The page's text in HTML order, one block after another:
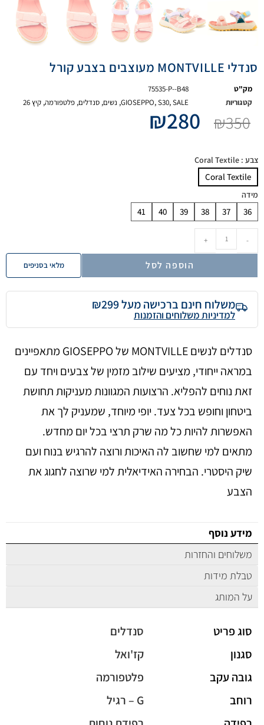
סנדלי MONTVILLE מעוצבים בצבע קורל
מק"ט
75535-P--B48
קטגוריות
GIOSEPPO,S30,SALE
, נשים, סנדלים, פלטפורמה, קיץ 26
₪350
₪280
צבע : Coral Textile
Coral Textile
מידה
36
37
38
39
40
41
-
+
הוספה לסל מלאי בסניפים
משלוח חינם ברכישה מעל ₪299
למדיניות משלוחים והזמנות
סנדלים לנשים MONTVILLE של GIOSEPPO מתאפיינים
במראה ייחודי, מציעים שילוב מזמין של צבעים ויחד עם
זאת נוחים להפליא. הרצועות המגוונות מעניקות תחושת
ביטחון וחופש בכל צעד. יופי מיוחד, שמעניק לך את
האפשרות להיות כל מה שרק תרצי בכל יום מחדש.
מתאים למי שחשוב לה האיכות ורוצה להרגיש בנוח ועם
שיק היסטרי. הבחירה האידיאלית למי שרוצה לחגוג את
הצבע
מידע נוסף
משלוחים והחזרות
טבלת מידות
על המותג
סוג פריט
סנדלים
סגנון
קז'ואל
גובה עקב
פלטפורמה
רוחב
G – רגיל